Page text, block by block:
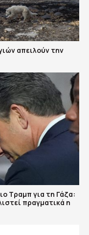
απειλούν την
Τραμπ για τη Γάζα:
πραγματικά η